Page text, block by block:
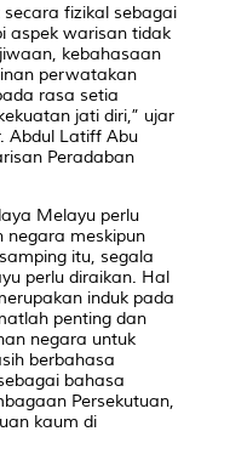
secara fizikal sebagai
aspek warisan tidak
kebahasaan
perwatakan
rasa setia
jati diri,” ujar
Abdul Latiff Abu
Peradaban
Melayu perlu
negara meskipun
itu, segala
perlu diraikan. Hal
induk pada
penting dan
negara untuk
berbahasa
bahasa
Persekutuan,
kaum di